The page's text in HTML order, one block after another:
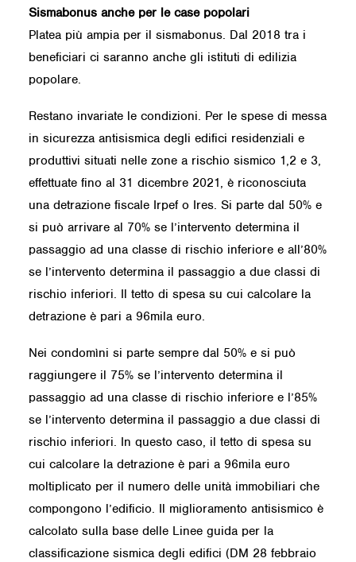
Sismabonus anche per le case popolari
Platea più ampia per il sismabonus. Dal 2018 tra i
beneficiari ci saranno anche gli istituti di edilizia
popolare.
Restano invariate le condizioni. Per le spese di messa
in sicurezza antisismica degli edifici residenziali e
produttivi situati nelle zone a rischio sismico 1,2 e 3,
effettuate fino al 31 dicembre 2021, è riconosciuta
una detrazione fiscale Irpef o Ires. Si parte dal 50% e
si può arrivare al 70% se l’intervento determina il
passaggio ad una classe di rischio inferiore e all’80%
se l’intervento determina il passaggio a due classi di
rischio inferiori. Il tetto di spesa su cui calcolare la
detrazione è pari a 96mila euro.
Nei condomìni si parte sempre dal 50% e si può
raggiungere il 75% se l’intervento determina il
passaggio ad una classe di rischio inferiore e l’85%
se l’intervento determina il passaggio a due classi di
rischio inferiori. In questo caso, il tetto di spesa su
cui calcolare la detrazione è pari a 96mila euro
moltiplicato per il numero delle unità immobiliari che
compongono l’edificio. Il miglioramento antisismico è
calcolato sulla base delle Linee guida per la
classificazione sismica degli edifici (DM 28 febbraio